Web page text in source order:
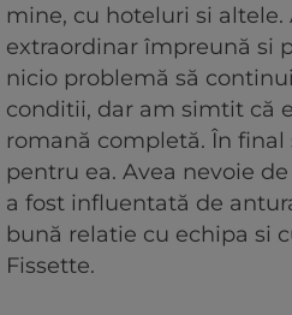
mine, cu hoteluri si
extraordinar împreună si
nicio problemă să
conditii, dar am simtit că
romană completă. În
pentru ea. Avea nevoie
a fost influentată de
bună relatie cu echipa si
Fissette.